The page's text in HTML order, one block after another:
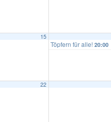
15
Töpfern für alle! 20:00
22